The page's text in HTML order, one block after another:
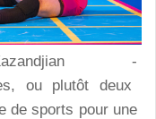
-
ou plutôt deux
de sports pour une